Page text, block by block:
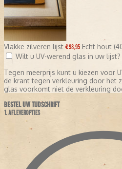
Vlakke zilveren lijst € 98,95 Echt hout
Wilt u UV-werend glas in uw lijst?
Tegen meerprijs kunt u kiezen voor
de krant tegen verkleuring door het
glas voorkomt niet de verkleuring
BESTEL UW TIJDSCHRIFT
1. AFLEVEROPTIES